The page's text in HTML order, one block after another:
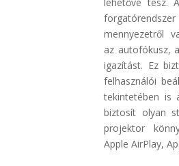
mennyezetről
az autofókusz,
igazítást. Ez
felhasználói
tekintetében is
biztosít olyan
projektor
Apple AirPlay,